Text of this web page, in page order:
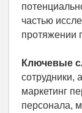
частью
протяжении
Ключевые
сотрудники,
маркетинг
персонала,